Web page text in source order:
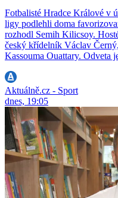
Fotbalisté Hradce Králové v
ligy podlehli doma
rozhodl Semih Kilicsoy.
český křídelník Václav
Kassouma Ouattary. Odveta
Aktuálně.cz - Sport
dnes, 19:05